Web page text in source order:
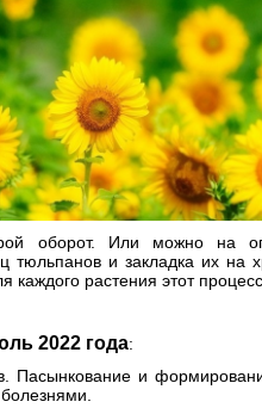
оборот. Или можно на
тюльпанов и закладка их
каждого растения этот
2022 года:
Пасынкование и